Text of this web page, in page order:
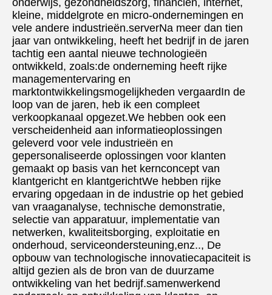
kleine, middelgrote en micro-ondernemingen en
vele andere industrieën.serverNa meer dan tien
jaar van ontwikkeling, heeft het bedrijf in de jaren
tachtig een aantal nieuwe technologieën
ontwikkeld, zoals:de onderneming heeft rijke
managementervaring en
marktontwikkelingsmogelijkheden vergaardIn de
loop van de jaren, heb ik een compleet
verkoopkanaal opgezet.We hebben ook een
verscheidenheid aan informatieoplossingen
geleverd voor vele industrieën en
gepersonaliseerde oplossingen voor klanten
gemaakt op basis van het kernconcept van
klantgericht en klantgerichtWe hebben rijke
ervaring opgedaan in de industrie op het gebied
van vraaganalyse, technische demonstratie,
selectie van apparatuur, implementatie van
netwerken, kwaliteitsborging, exploitatie en
onderhoud, serviceondersteuning,enz.., De
opbouw van technologische innovatiecapaciteit is
altijd gezien als de bron van de duurzame
ontwikkeling van het bedrijf.samenwerkend